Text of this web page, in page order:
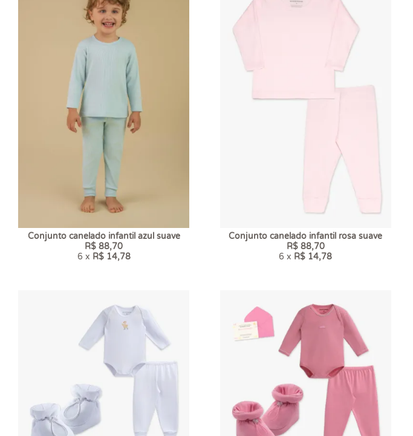
Conjunto canelado infantil azul suave
R$ 88,70
6 x R$ 14,78
Conjunto canelado infantil rosa suave
R$ 88,70
6 x R$ 14,78